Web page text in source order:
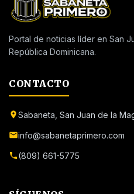
Portal de noticias líder en San
República Dominicana.
CONTACTO
Sabaneta, San Juan de la
info@sabanetaprimero.com
(809) 661-5775